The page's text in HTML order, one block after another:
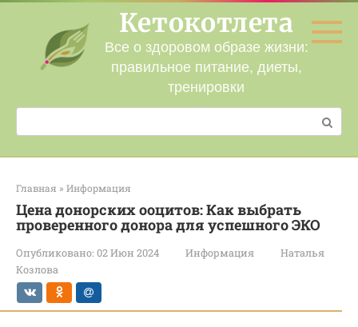
Перейти
контенту
Кетокотлета
Все о здоровом образе жизни:
правильное питание, диеты,
тренировки
Поиск:
Главная » Информация
Цена донорских ооцитов: Как выбрать
проверенного донора для успешного ЭКО
Опубликовано: 02 Июн 2024 Информация
Наталья
Козлова